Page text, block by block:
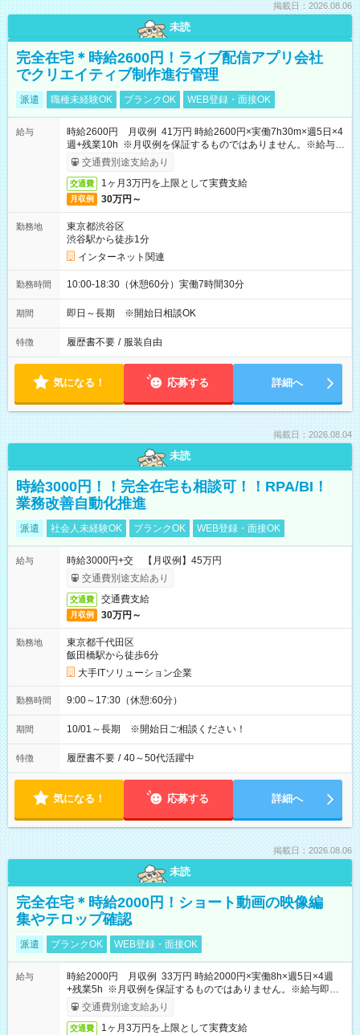
掲載日：2026.08.06
未読
完全在宅＊時給2600円！ライブ配信アプリ会社
でクリエイティブ制作進行管理
派遣 職種未経験OK ブランクOK WEB登録・面接OK
給与
時給2600円 月収例 41万円 時給2600円×実働7h30m×週5日×4
週+残業10h ※月収例を保証するものではありません。※給与即
受取りサービス利用可（利用条件有）
交通費別途支給あり
交通費 1ヶ月3万円を上限として実費支給
月収例 30万円～
勤務地
東京都渋谷区
渋谷駅から徒歩1分
インターネット関連
勤務時間 10:00-18:30（休憩60分）実働7時間30分
期間 即日～長期 ※開始日相談OK
特徴 履歴書不要 / 服装自由
気になる！ 応募する 詳細へ
掲載日：2026.08.04
未読
時給3000円！！完全在宅も相談可！！RPA/BI！
業務改善自動化推進
派遣 社会人未経験OK ブランクOK WEB登録・面接OK
給与
時給3000円+交 【月収例】45万円
交通費別途支給あり
交通費 交通費支給
月収例 30万円～
勤務地
東京都千代田区
飯田橋駅から徒歩6分
大手ITソリューション企業
勤務時間 9:00～17:30（休憩:60分）
期間 10/01～長期 ※開始日ご相談ください！
特徴 履歴書不要 / 40～50代活躍中
気になる！ 応募する 詳細へ
掲載日：2026.08.06
未読
完全在宅＊時給2000円！ショート動画の映像編
集やテロップ確認
派遣 ブランクOK WEB登録・面接OK
給与
時給2000円 月収例 33万円 時給2000円×実働8h×週5日×4週
+残業5h ※月収例を保証するものではありません。※給与即受
取りサービス利用可（利用条件有）
交通費別途支給あり
交通費 1ヶ月3万円を上限として実費支給